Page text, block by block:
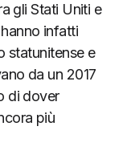
gli Stati Uniti e
infatti
statunitense e
da un 2017
di dover
più